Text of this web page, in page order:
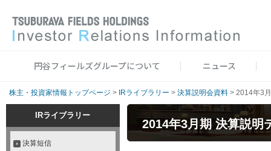
円谷フィールズグループについて ニュース
株主・投資家情報トップページ > IRライブラリー > 決算説明会資料 > 2014年3
IRライブラリー
決算短信
2014年3月期 決算説明